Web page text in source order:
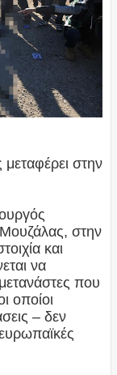
στην
Μουζάλας, στην
και
να
που
οποίοι
– δεν